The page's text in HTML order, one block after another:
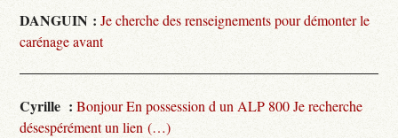
DANGUIN : Je cherche des renseignements pour démonter le
carénage avant
Cyrille : Bonjour En possession d un ALP 800 Je recherche
désespérément un lien (…)